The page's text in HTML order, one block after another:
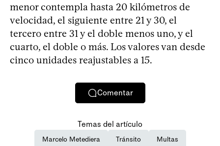
menor contempla hasta 20 kilómetros de
velocidad, el siguiente entre 21 y 30, el
tercero entre 31 y el doble menos uno, y el
cuarto, el doble o más. Los valores van desde
cinco unidades reajustables a 15.
Comentar
Temas del artículo
Marcelo Metediera Tránsito Multas